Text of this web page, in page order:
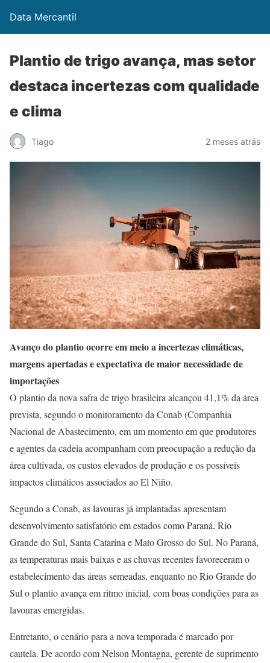
Data Mercantil
Plantio de trigo avança, mas setor
destaca incertezas com qualidade
e clima
Tiago 2 meses atrás
Avanço do plantio ocorre em meio a incertezas climáticas,
margens apertadas e expectativa de maior necessidade de
importações
O plantio da nova safra de trigo brasileira alcançou 41,1% da área
prevista, segundo o monitoramento da Conab (Companhia
Nacional de Abastecimento, em um momento em que produtores
e agentes da cadeia acompanham com preocupação a redução da
área cultivada, os custos elevados de produção e os possíveis
impactos climáticos associados ao El Niño.
Segundo a Conab, as lavouras já implantadas apresentam
desenvolvimento satisfatório em estados como Paraná, Rio
Grande do Sul, Santa Catarina e Mato Grosso do Sul. No Paraná,
as temperaturas mais baixas e as chuvas recentes favoreceram o
estabelecimento das áreas semeadas, enquanto no Rio Grande do
Sul o plantio avança em ritmo inicial, com boas condições para as
lavouras emergidas.
Entretanto, o cenário para a nova temporada é marcado por
cautela. De acordo com Nelson Montagna, gerente de suprimento